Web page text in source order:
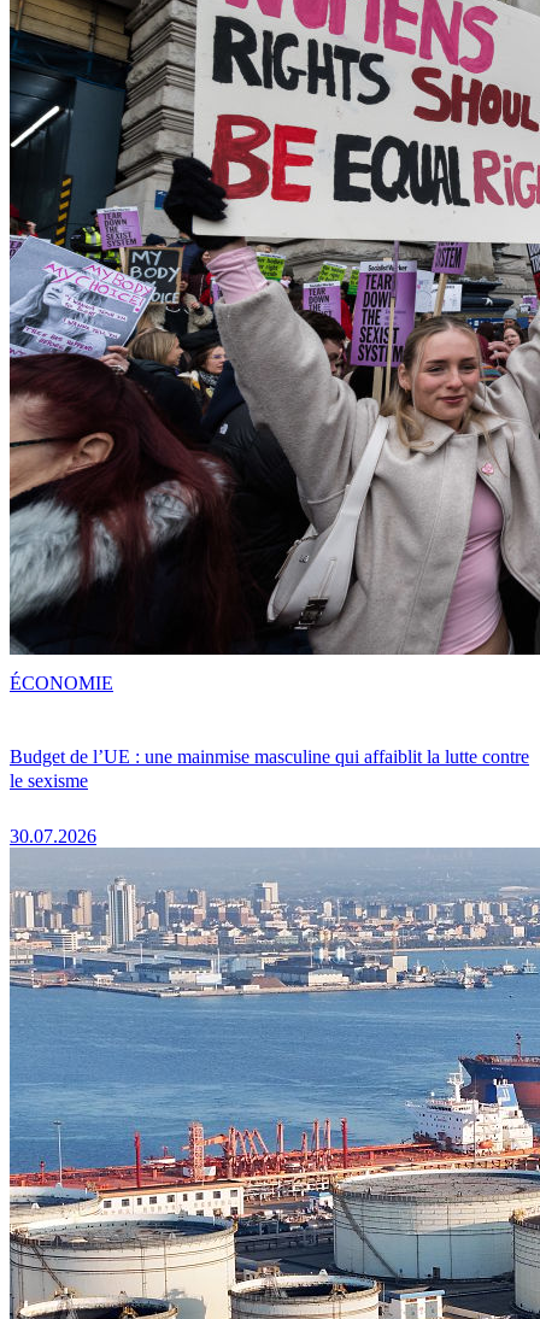
Budget de l’UE : une mainmise masculine qui affaiblit la lutte contre
le sexisme
30.07.2026
ÉCONOMIE